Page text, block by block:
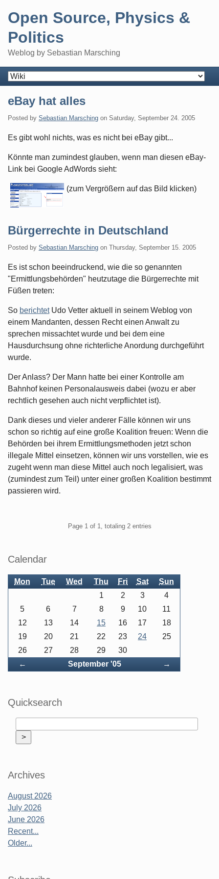
content
Open Source, Physics &
Politics
Weblog by Sebastian Marsching
Navigation
eBay hat alles
Posted by Sebastian Marsching on Saturday, September 24. 2005
Es gibt wohl nichts, was es nicht bei eBay gibt...
Könnte man zumindest glauben, wenn man diesen eBay-
Link bei Google AdWords sieht:
(zum Vergrößern auf das Bild klicken)
Bürgerrechte in Deutschland
Posted by Sebastian Marsching on Thursday, September 15. 2005
Es ist schon beeindruckend, wie die so genannten
"Ermittlungsbehörden" heutzutage die Bürgerrechte mit
Füßen treten:
So berichtetUdo Vetter aktuell in seinem Weblog von
einem Mandanten, dessen Recht einen Anwalt zu
sprechen missachtet wurde und bei dem eine
Hausdurchsung ohne richterliche Anordung durchgeführt
wurde.
Der Anlass? Der Mann hatte bei einer Kontrolle am
Bahnhof keinen Personalausweis dabei (wozu er aber
rechtlich gesehen auch nicht verpflichtet ist).
Dank dieses und vieler anderer Fälle können wir uns
schon so richtig auf eine große Koalition freuen: Wenn die
Behörden bei ihrem Ermittlungsmethoden jetzt schon
illegale Mittel einsetzen, können wir uns vorstellen, wie es
zugeht wenn man diese Mittel auch noch legalisiert, was
(zumindest zum Teil) unter einer großen Koalition bestimmt
passieren wird.
Page 1 of 1, totaling 2 entries
Sidebar
Calendar
Mon Tue Wed Thu Fri Sat Sun
← September '05 Forward
→
1 2 3
4
5
6 7 8 9 10
11
12
13 14 15 16 17
18
19
20 21 22 23 24
25
26
27 28 29 30
Quicksearch
Archives
August 2026
July 2026
June 2026
Recent...
Older...